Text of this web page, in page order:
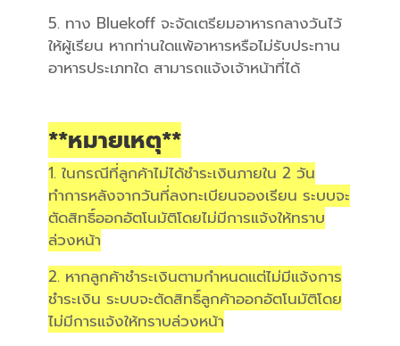
5. ทาง Bluekoff จะจัดเตรียมอาหารกลางวันไว้
ให้ผู้เรียน หากท่านใดแพ้อาหารหรือไม่รับประทาน
อาหารประเภทใด สามารถแจ้งเจ้าหน้าที่ได้
**หมายเหตุ**
1. ในกรณีที่ลูกค้าไม่ได้ชำระเงินภายใน 2 วัน
ทำการหลังจากวันที่ลงทะเบียนจองเรียน ระบบจะ
ตัดสิทธิ์ออกอัตโนมัติโดยไม่มีการแจ้งให้ทราบ
ล่วงหน้า
2. หากลูกค้าชำระเงินตามกำหนดแต่ไม่มีแจ้งการ
ชำระเงิน ระบบจะตัดสิทธิ์ลูกค้าออกอัตโนมัติโดย
ไม่มีการแจ้งให้ทราบล่วงหน้า